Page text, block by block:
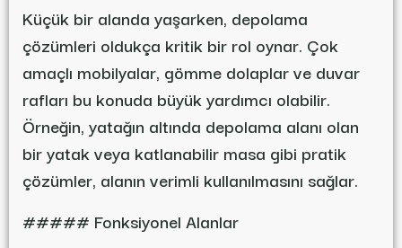
Küçük bir alanda yaşarken, depolama
çözümleri oldukça kritik bir rol oynar. Çok
amaçlı mobilyalar, gömme dolaplar ve duvar
rafları bu konuda büyük yardımcı olabilir.
Örneğin, yatağın altında depolama alanı olan
bir yatak veya katlanabilir masa gibi pratik
çözümler, alanın verimli kullanılmasını sağlar.
##### Fonksiyonel Alanlar